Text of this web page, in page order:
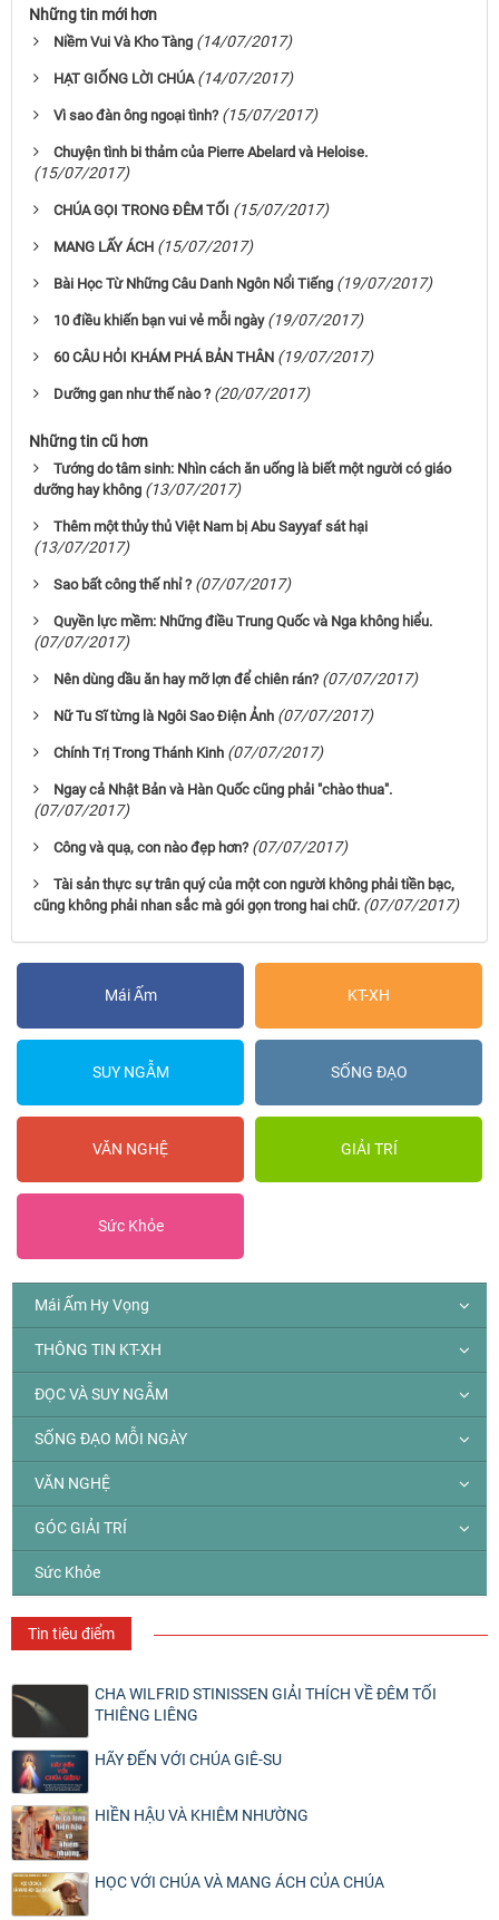
Những tin mới hơn
Niềm Vui Và Kho Tàng (14/07/2017)
HẠT GIỐNG LỜI CHÚA (14/07/2017)
Vì sao đàn ông ngoại tình? (15/07/2017)
Chuyện tình bi thảm của Pierre Abelard và Heloise.
(15/07/2017)
CHÚA GỌI TRONG ĐÊM TỐI (15/07/2017)
MANG LẤY ÁCH (15/07/2017)
Bài Học Từ Những Câu Danh Ngôn Nổi Tiếng (19/07/2017)
10 điều khiến bạn vui vẻ mỗi ngày (19/07/2017)
60 CÂU HỎI KHÁM PHÁ BẢN THÂN (19/07/2017)
Dưỡng gan như thế nào ? (20/07/2017)
Những tin cũ hơn
Tướng do tâm sinh: Nhìn cách ăn uống là biết một người có giáo
dưỡng hay không (13/07/2017)
Thêm một thủy thủ Việt Nam bị Abu Sayyaf sát hại
(13/07/2017)
Sao bất công thế nhỉ ? (07/07/2017)
Quyền lực mềm: Những điều Trung Quốc và Nga không hiểu.
(07/07/2017)
Nên dùng dầu ăn hay mỡ lợn để chiên rán? (07/07/2017)
Nữ Tu Sĩ từng là Ngôi Sao Điện Ảnh (07/07/2017)
Chính Trị Trong Thánh Kinh (07/07/2017)
Ngay cả Nhật Bản và Hàn Quốc cũng phải "chào thua".
(07/07/2017)
Công và quạ, con nào đẹp hơn? (07/07/2017)
Tài sản thực sự trân quý của một con người không phải tiền bạc,
cũng không phải nhan sắc mà gói gọn trong hai chữ. (07/07/2017)
Mái Ấm KT-XH
SUY NGẪM SỐNG ĐẠO
VĂN NGHỆ GIẢI TRÍ
Sức Khỏe
Mái Ấm Hy Vọng
THÔNG TIN KT-XH
ĐỌC VÀ SUY NGẪM
SỐNG ĐẠO MỖI NGÀY
VĂN NGHỆ
GÓC GIẢI TRÍ
Sức Khỏe
Tin tiêu điểm
CHA WILFRID STINISSEN GIẢI THÍCH VỀ ĐÊM TỐI
THIÊNG LIÊNG
HÃY ĐẾN VỚI CHÚA GIÊ-SU
HIỀN HẬU VÀ KHIÊM NHƯỜNG
HỌC VỚI CHÚA VÀ MANG ÁCH CỦA CHÚA